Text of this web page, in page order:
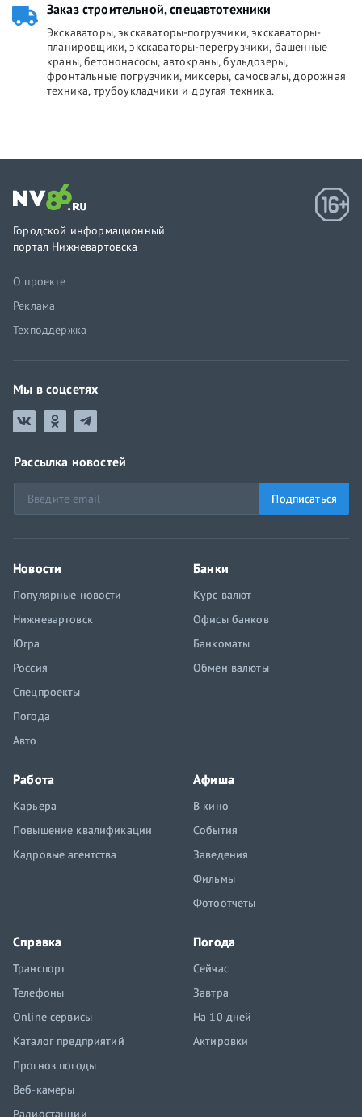
Заказ строительной, спецавтотехники
Экскаваторы, экскаваторы-погрузчики, экскаваторы-
планировщики, экскаваторы-перегрузчики, башенные
краны, бетононасосы, автокраны, бульдозеры,
фронтальные погрузчики, миксеры, самосвалы, дорожная
техника, трубоукладчики и другая техника.
Городской информационный
портал Нижневартовска
О проекте
Реклама
Техподдержка
Мы в соцсетях
Рассылка новостей
Подписаться
Новости
Популярные новости
Нижневартовск
Югра
Россия
Спецпроекты
Погода
Авто
Банки
Курс валют
Офисы банков
Банкоматы
Обмен валюты
Работа
Карьера
Повышение квалификации
Кадровые агентства
Афиша
В кино
События
Заведения
Фильмы
Фотоотчеты
Справка
Транспорт
Телефоны
Online сервисы
Каталог предприятий
Прогноз погоды
Веб-камеры
Радиостанции
Погода
Сейчас
Завтра
На 10 дней
Актировки